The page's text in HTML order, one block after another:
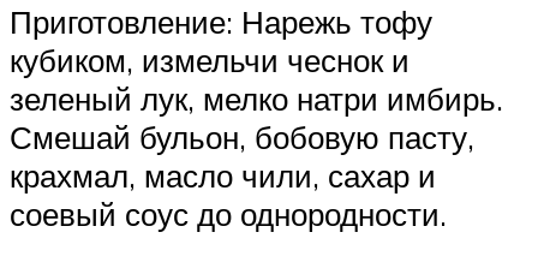
Приготовление: Нарежь тофу
кубиком, измельчи чеснок и
зеленый лук, мелко натри имбирь.
Смешай бульон, бобовую пасту,
крахмал, масло чили, сахар и
соевый соус до однородности.